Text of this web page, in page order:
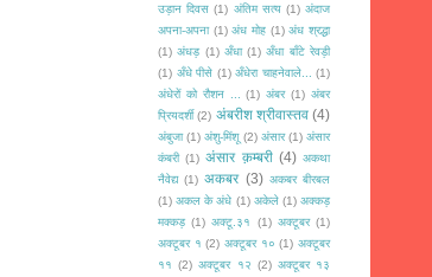
उड़ान दिवस (1) अंतिम सत्य (1) अंदाज
अपना-अपना (1) अंध मोह (1) अंध श्रद्धा
(1) अंधड़ (1) अँधा (1) अँधा बाँटे रेवड़ी
(1) अँधे पीसे (1) अँधेरा चाहनेवाले...
(1)
अंधेरों को रौशन ...
(1) अंबर (1) अंबर
प्रियदर्शी (2) अंबरीश श्रीवास्तव (4)
अंबुजा (1) अंशु-मिंशू (2) अंसार (1) अंसार
कंबरी (1) अंसार क़म्बरी (4) अकथा
नैवेद्य (1) अकबर (3) अकबर बीरबल
(1) अकल के अंधे (1) अकेले (1) अक्कड़
मक्कड़ (1) अक्टू.३१ (1) अक्टूबर (1)
अक्टूबर १ (2) अक्टूबर १० (1) अक्टूबर
११ (2) अक्टूबर १२ (2) अक्टूबर १३